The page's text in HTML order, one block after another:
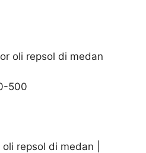
500
repsol di medan |